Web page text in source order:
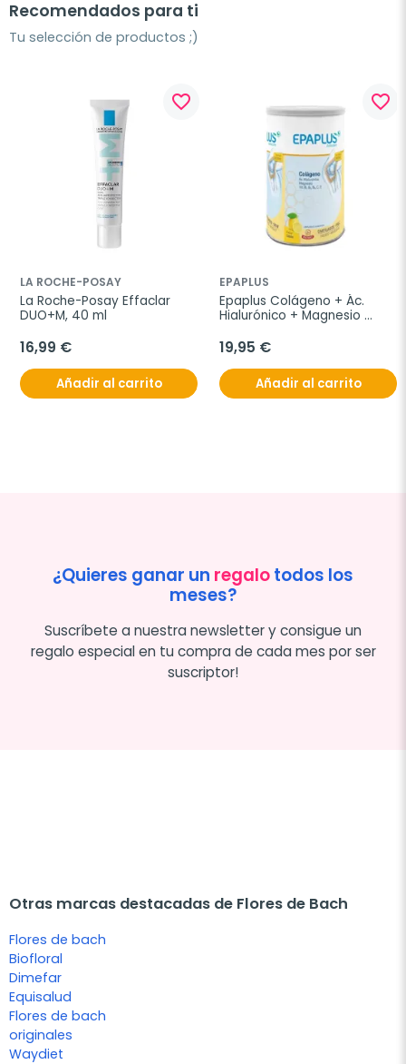
Recomendados para ti
Tu selección de productos ;)
favorite_border
LA ROCHE-POSAY
La Roche-Posay Effaclar
DUO+M, 40 ml
16,99 €
Añadir al carrito
favorite_border
EPAPLUS
Epaplus Colágeno + Ác.
Hialurónico + Magnesio
19,95 €
Añadir al carrito
¿Quieres ganar un regalotodos los
meses?
Suscríbete a nuestra newsletter y consigue un
regalo especial en tu compra de cada mes por ser
suscriptor!
Otras marcas destacadas de Flores de Bach
Flores de bach
Biofloral
Dimefar
Equisalud
Flores de bach
originales
Waydiet